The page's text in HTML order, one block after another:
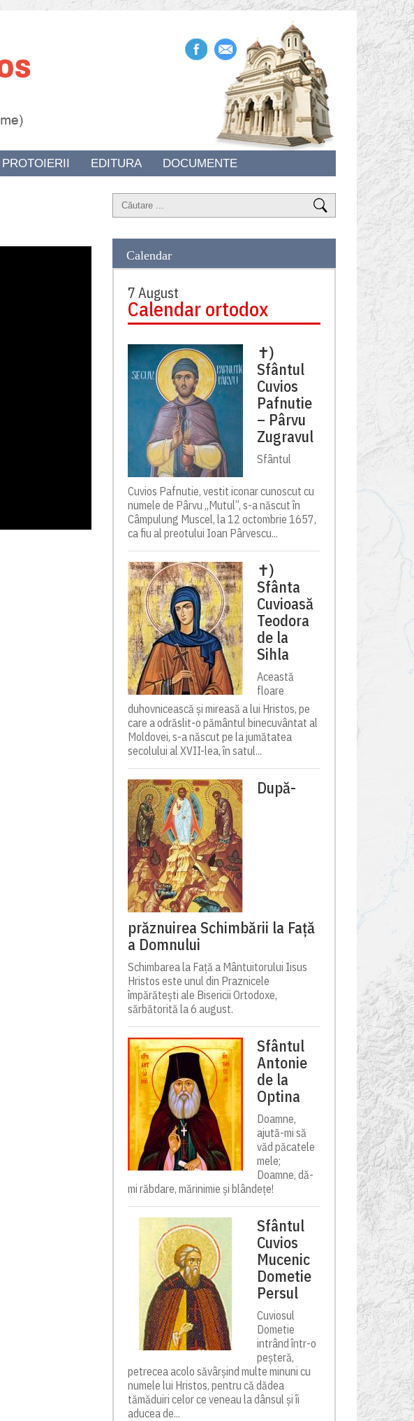
PROTOIERII EDITURA DOCUMENTE
Calendar
7 August
Calendar ortodox
✝)
Sfântul
Cuvios
Pafnutie
– Pârvu
Zugravul
Sfântul
Cuvios Pafnutie, vestit iconar cunoscut cu
numele de Pârvu „Mutul”, s-a născut în
Câmpulung Muscel, la 12 octombrie 1657,
ca fiu al preotului Ioan Pârvescu...
✝)
Sfânta
Cuvioasă
Teodora
de la
Sihla
Această
floare
duhovnicească și mireasă a lui Hristos, pe
care a odrăslit-o pământul binecuvântat al
Moldovei, s-a născut pe la jumătatea
secolului al XVII-lea, în satul...
După-
prăznuirea Schimbării la Față
a Domnului
Schimbarea la Față a Mântuitorului Iisus
Hristos este unul din Praznicele
împărătești ale Bisericii Ortodoxe,
sărbătorită la 6 august.
Sfântul
Antonie
de la
Optina
Doamne,
ajută-mi să
văd păcatele
mele;
Doamne, dă-
mi răbdare, mărinimie şi blândeţe!
Sfântul
Cuvios
Mucenic
Dometie
Persul
Cuviosul
Dometie
intrând într-o
peșteră,
petrecea acolo săvârșind multe minuni cu
numele lui Hristos, pentru că dădea
tămăduiri celor ce veneau la dânsul și îi
aducea de...